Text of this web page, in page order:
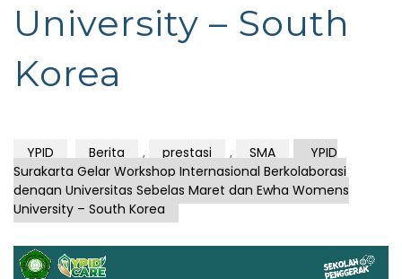
University – South
Korea
YPID Berita , prestasi , SMA
YPID
Surakarta Gelar Workshop Internasional Berkolaborasi
dengan Universitas Sebelas Maret dan Ewha Womens
University – South Korea